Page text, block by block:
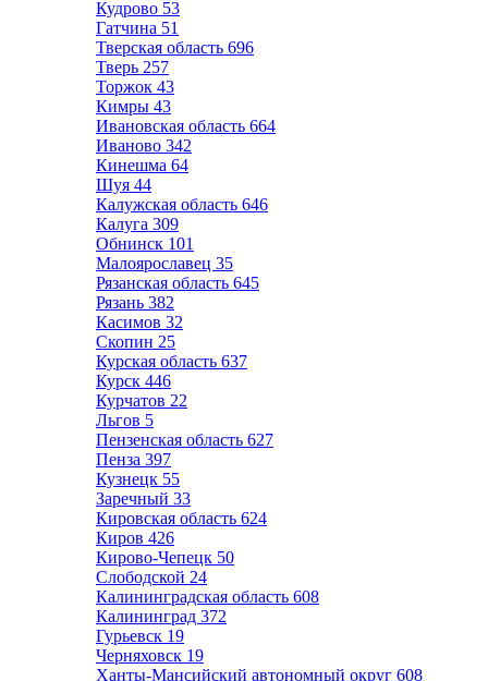
Кудрово 53
Гатчина 51
Тверская область 696
Тверь 257
Торжок 43
Кимры 43
Ивановская область 664
Иваново 342
Кинешма 64
Шуя 44
Калужская область 646
Калуга 309
Обнинск 101
Малоярославец 35
Рязанская область 645
Рязань 382
Касимов 32
Скопин 25
Курская область 637
Курск 446
Курчатов 22
Льгов 5
Пензенская область 627
Пенза 397
Кузнецк 55
Заречный 33
Кировская область 624
Киров 426
Кирово-Чепецк 50
Слободской 24
Калининградская область 608
Калининград 372
Гурьевск 19
Черняховск 19
Ханты-Мансийский автономный округ 608